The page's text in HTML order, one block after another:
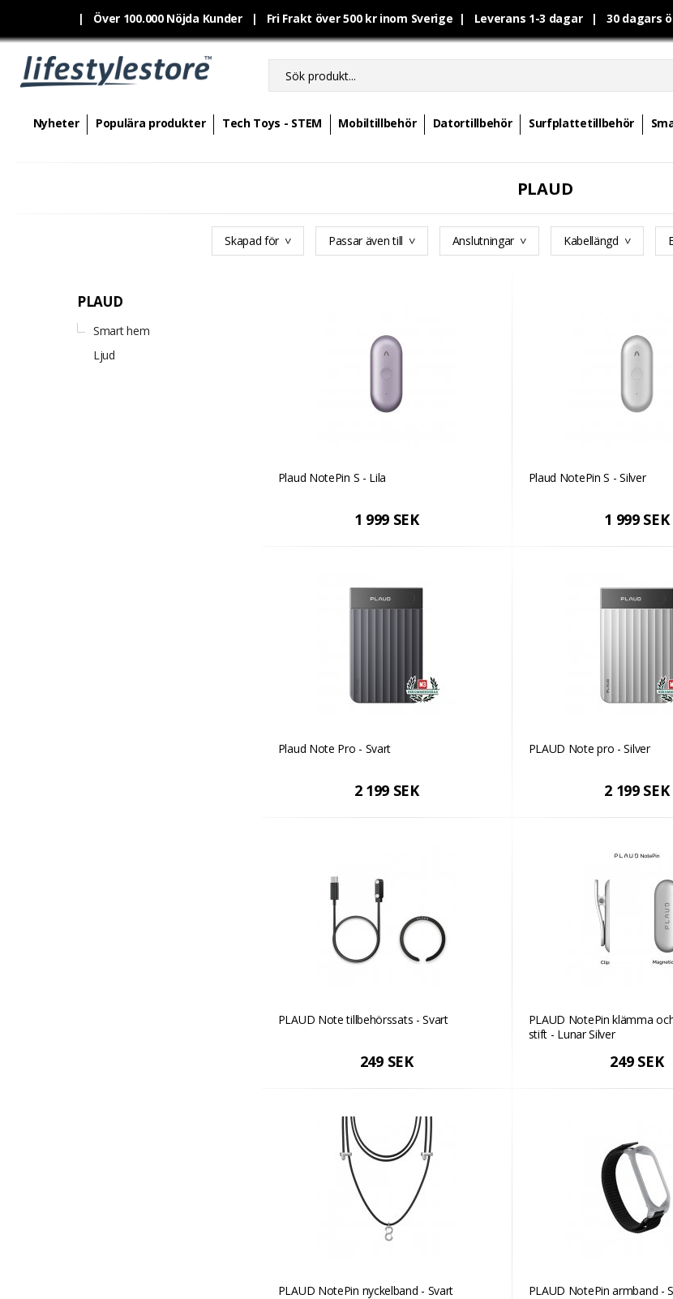
| Över 100.000 Nöjda Kunder | Fri Frakt över 500 kr inom Sverige | Leverans 1-3 dagar | 30 dagars
Nyheter Populära produkter Tech Toys - STEM Mobiltillbehör Datortillbehör Surfplattetillbehör
PLAUD
Skapad för Passar även till Anslutningar Kabellängd
PLAUD
Smart hem
Ljud
Plaud NotePin S - Lila
1 999 SEK
Plaud NotePin S - Silver
1 999 SEK
Plaud Note Pro - Svart
2 199 SEK
PLAUD Note pro - Silver
2 199 SEK
PLAUD Note tillbehörssats - Svart
249 SEK
PLAUD NotePin klämma
stift - Lunar Silver
249 SEK
PLAUD NotePin nyckelband - Svart PLAUD NotePin armband -